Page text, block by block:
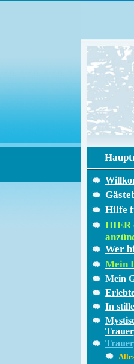
Hilfe
HIER
Wer
Mein
Mein
In
Trauer